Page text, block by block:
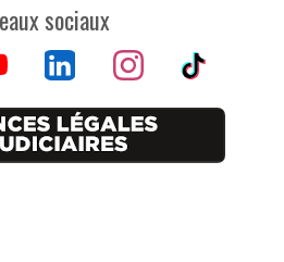
sociaux